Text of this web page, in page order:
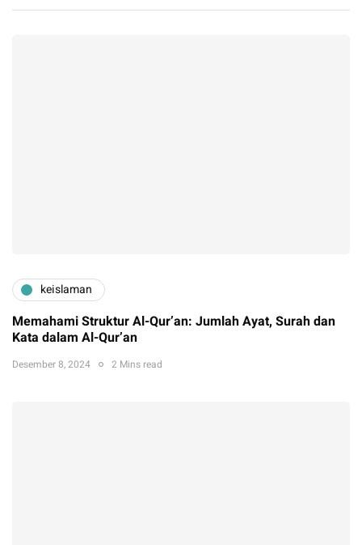
keislaman
Memahami Struktur Al-Qur’an: Jumlah Ayat, Surah dan
Kata dalam Al-Qur’an
Desember 8, 2024 2 Mins read